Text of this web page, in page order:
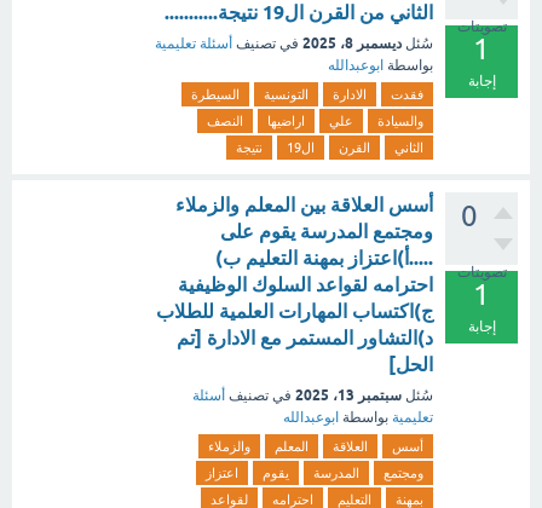
تصويتات
1
إجابة
الثاني من القرن ال19 نتيجة...........
سُئل ديسمبر 8، 2025 في تصنيف أسئلة تعليمية
بواسطة ابوعبدالله
فقدت الادارة التونسية
السيطرة
والسيادة
علي اراضيها
النصف
الثاني
القرن ال19 نتيجة
0
تصويتات
1
إجابة
أسس العلاقة بين المعلم والزملاء
ومجتمع المدرسة يقوم على
.....أ)اعتزاز بمهنة التعليم ب)
احترامه لقواعد السلوك الوظيفية
ج)اكتساب المهارات العلمية للطلاب
د)التشاور المستمر مع الادارة [تم
الحل]
سُئل سبتمبر 13، 2025 في تصنيف أسئلة
تعليمية بواسطة ابوعبدالله
أسس العلاقة المعلم
والزملاء
ومجتمع
المدرسة يقوم
اعتزاز
بمهنة
التعليم احترامه
لقواعد